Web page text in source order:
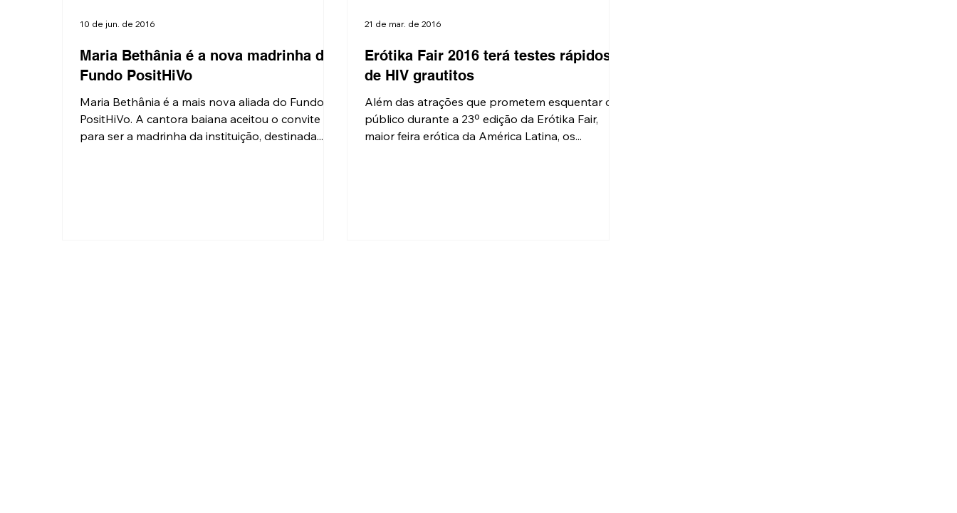
Maria Bethânia é a nova madrinha do
Fundo PositHiVo
Maria Bethânia é a mais nova aliada do Fundo
PositHiVo. A cantora baiana aceitou o convite
para ser a madrinha da instituição, destinada...
10 de jun. de 2016
Erótika Fair 2016 terá testes rápidos
de HIV grautitos
Além das atrações que prometem esquentar o
público durante a 23º edição da Erótika Fair,
maior feira erótica da América Latina, os...
21 de mar. de 2016